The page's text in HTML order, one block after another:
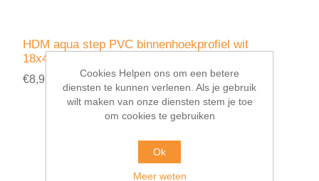
HDM aqua step PVC binnenhoekprofiel wit
18x4,5x7x1mmx260cm
€8,95 incl. BTWCookies Helpen ons om een betere
diensten te kunnen verlenen. Als je gebruik
wilt maken van onze diensten stem je toe
om cookies te gebruiken
Ok
Meer weten